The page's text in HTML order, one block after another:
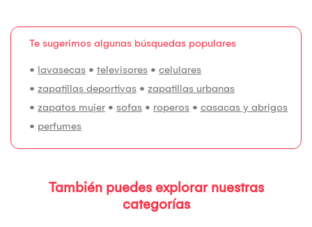
Te sugerimos algunas búsquedas populares
• lavasecas • televisores • celulares
• zapatillas deportivas • zapatillas urbanas
• zapatos mujer • sofas • roperos • casacas y abrigos
• perfumes
También puedes explorar nuestras
categorías